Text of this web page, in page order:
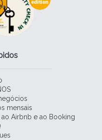
mensais
Airbnb e ao Booking